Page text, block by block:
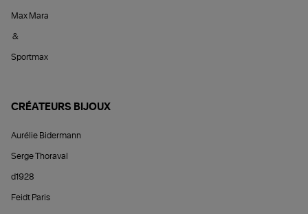
Max Mara
&
Sportmax
CRÉATEURS BIJOUX
Aurélie Bidermann
Serge Thoraval
d1928
Feidt Paris